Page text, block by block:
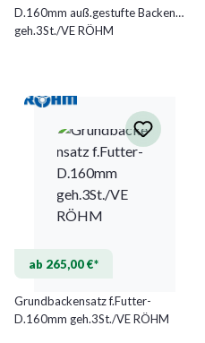
D.160mm auß.gestufte Backen
geh.3St./VE RÖHM
ab 265,00 €*
Grundbackensatz f.Futter-
D.160mm geh.3St./VE RÖHM